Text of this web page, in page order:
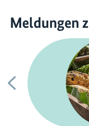
Meldungen
Vorherige